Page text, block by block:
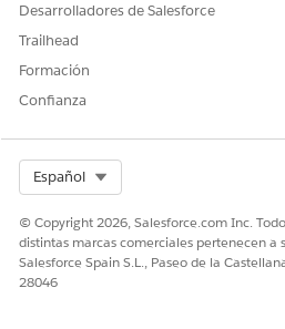
Desarrolladores de Salesforce
Trailhead
Formación
Confianza
Español
© Copyright 2026, Salesforce.com Inc.
distintas marcas comerciales pertenecen a
Salesforce Spain S.L., Paseo de la
28046